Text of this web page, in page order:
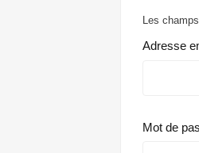
Les
Adresse
Mot de